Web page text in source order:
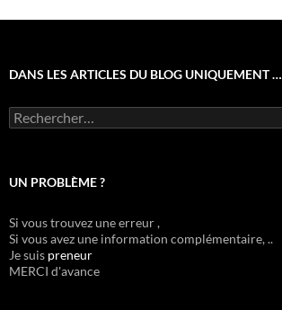
DANS LES ARTICLES DU BLOG UNIQUEMENT …
Rechercher :
UN PROBLÈME ?
Si vous trouvez une erreur ,
Si vous avez une information complémentaire, ..
Je suis preneur
MERCI d'avance